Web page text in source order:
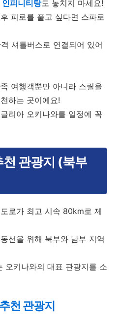
피니티탕도 놓치지 마세요!
피로를 풀고 싶다면 스파로
셔틀버스로 연결되어 있어
여행객뿐만 아니라 스릴을
하는 곳이에요!
리아 오키나와를 일정에 꼭
관광지 (북부
로가 최고 시속 80km로 제
선을 위해 북부와 남부 지역
오키나와의 대표 관광지를 소
천 관광지